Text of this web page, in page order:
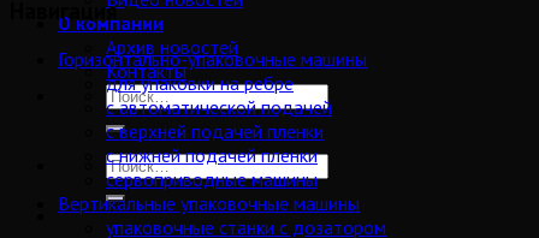
О компании
Архив новостей
Контакты
Навигация
Горизонтально-упаковочные машины
для упаковки на ребре
с автоматической подачей
с верхней подачей пленки
с нижней подачей пленки
сервоприводные машины
Вертикальные упаковочные машины
упаковочные станки с дозатором